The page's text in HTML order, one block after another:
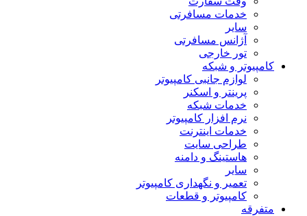
خدمات مسافرتی
سایر
آژانس مسافرتی
تور خارجی
کامپیوتر و شبکه
لوازم جانبی کامپیوتر
پرینتر و اسکنر
خدمات شبکه
نرم افزار کامپیوتر
خدمات اینترنت
طراحی سایت
هاستینگ و دامنه
سایر
تعمیر و نگهداری کامپیوتر
کامپیوتر و قطعات
متفرقه